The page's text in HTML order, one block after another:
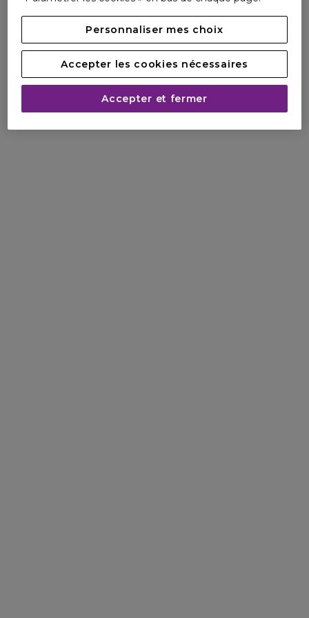
hydratation optimale.
vieillissement prématuré de la peau.
Squalane végétal : extrait de l’olive, il nourrit et restaure le
film hydrolipidique de la peau.
Beurre de Karité bio : riche en acides gras, il nourrit
intensément, répare et assouplit la peau pour un confort
Personnaliser mes choix
Accepter les cookies nécessaires
Accepter et fermer